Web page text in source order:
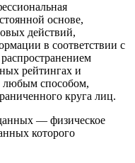
основе,
действий,
в соответствии с
рейтингах и
любым способом,
круга лиц.
— физическое
которого